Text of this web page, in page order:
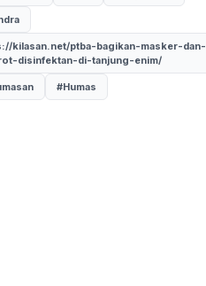
kilasan.net/ptba-bagikan-masker-dan-
disinfektan-di-tanjung-enim/
#Humas